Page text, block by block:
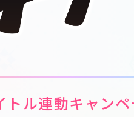
トル連動キャンペ